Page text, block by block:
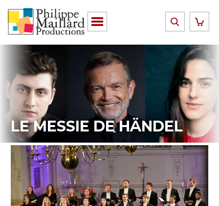
LE MESSIE DE HÄNDEL